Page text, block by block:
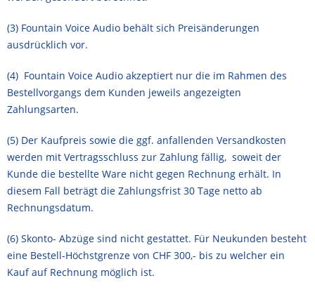
(3) Fountain Voice Audio behält sich Preisänderungen
ausdrücklich vor.
(4) Fountain Voice Audio akzeptiert nur die im Rahmen des
Bestellvorgangs dem Kunden jeweils angezeigten
Zahlungsarten.
(5) Der Kaufpreis sowie die ggf. anfallenden Versandkosten
werden mit Vertragsschluss zur Zahlung fällig, soweit der
Kunde die bestellte Ware nicht gegen Rechnung erhält. In
diesem Fall beträgt die Zahlungsfrist 30 Tage netto ab
Rechnungsdatum.
(6) Skonto- Abzüge sind nicht gestattet. Für Neukunden besteht
eine Bestell-Höchstgrenze von CHF 300,- bis zu welcher ein
Kauf auf Rechnung möglich ist.